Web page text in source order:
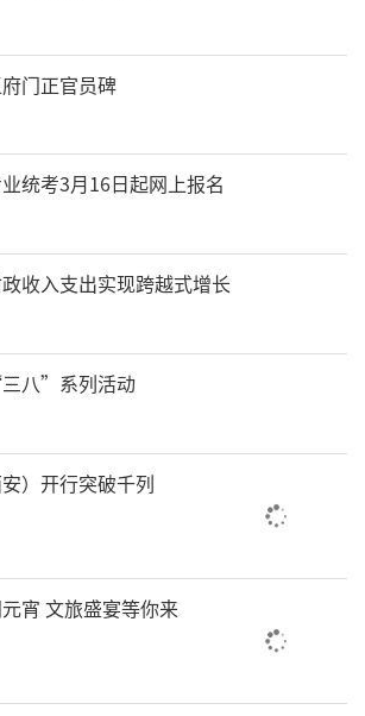
门正官员碑
统考3月16日起网上报名
收入支出实现跨越式增长
八”系列活动
）开行突破千列
宵 文旅盛宴等你来